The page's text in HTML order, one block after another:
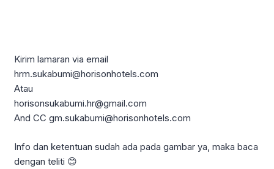
Kirim lamaran via email
hrm.sukabumi@horisonhotels.com
Atau
horisonsukabumi.hr@gmail.com
And CC gm.sukabumi@horisonhotels.com
Info dan ketentuan sudah ada pada gambar ya, maka baca
dengan teliti 😊